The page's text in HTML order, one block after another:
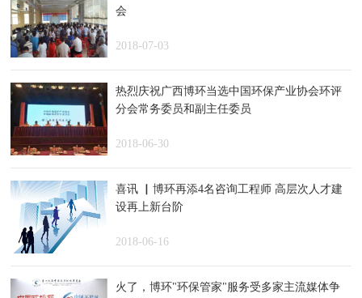
会
2018-07-03
热烈庆祝广西博环当选中国环保产业协会环评
分会常务委员和副主任委员
2018-06-30
喜讯 ▏博环再添4名咨询工程师 高层次人才建
设再上新台阶
2018-06-16
火了，博环"环保管家"服务受多家主流媒体争